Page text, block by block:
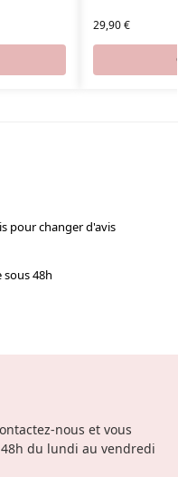
29,90€
pour changer d'avis
sous 48h
nous et vous
du lundi au vendredi